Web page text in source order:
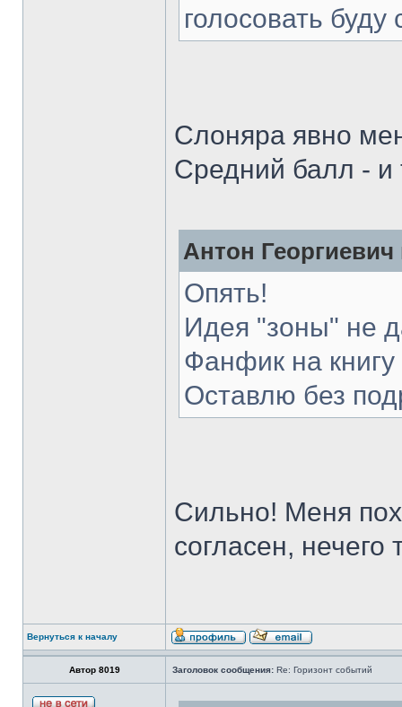
голосовать
Слоняра явно
Средний балл - и
Антон Георгиевич
Опять!
Идея "зоны" не
Фанфик на книгу
Оставлю без
Сильно! Меня
согласен,
Вернуться к началу
Автор 8019 Заголовок сообщения: Re: Горизонт событий